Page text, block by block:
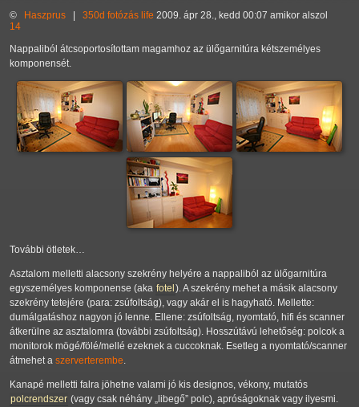
© Haszprus 350d fotózás life 2009. ápr 28., kedd 00:07 amikor alszol
14
Nappaliból átcsoportosítottam magamhoz az ülőgarnitúra kétszemélyes
komponensét.
További ötletek…
Asztalom melletti alacsony szekrény helyére a nappaliból az ülőgarnitúra
egyszemélyes komponense (aka fotel ). A szekrény mehet a másik alacsony
szekrény tetejére (para: zsúfoltság), vagy akár el is hagyható. Mellette:
dumálgatáshoz nagyon jó lenne. Ellene: zsúfoltság, nyomtató, hifi és scanner
átkerülne az asztalomra (további zsúfoltság). Hosszútávú lehetőség: polcok a
monitorok mögé/fölé/mellé ezeknek a cuccoknak. Esetleg a nyomtató/scanner
átmehet a szerverterembe.
Kanapé melletti falra jöhetne valami jó kis designos, vékony, mutatós
polcrendszer (vagy csak néhány libegő polc), apróságoknak vagy ilyesmi.